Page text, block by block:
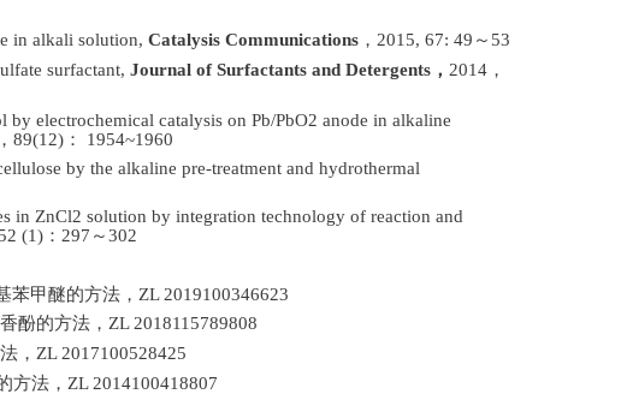
in alkali solution, Catalysis Communications ， 2015, 67: 49 ～ 53
surfactant, Journal of Surfactants and Detergents ， 2014 ，
electrochemical catalysis on Pb/PbO2 anode in alkaline
， 89(12) ： 1954~1960
by the alkaline pre-treatment and hydrothermal
in ZnCl2 solution by integration technology of reaction and
52 (1) ： 297 ～302
甲醚的方法，ZL 2019100346623
酚的方法，ZL 2018115789808
，ZL 2017100528425
方法，ZL 2014100418807